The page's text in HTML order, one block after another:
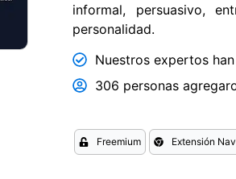
informal, persuasivo,
personalidad.
Nuestros expertos
306 personas
Freemium Extensión